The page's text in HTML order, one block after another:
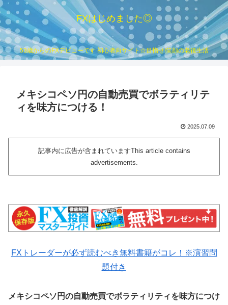
FXはじめました◎
53歳からのFXデビューです 初心者向サイト☆目指せ!笑顔の老後生活
メキシコペソ円の自動売買でボラティリテ
ィを味方につける！
2025.07.09
記事内に広告が含まれていますThis article contains
advertisements.
FXトレーダーが必ず読むべき無料書籍がコレ！※演習問
題付き
メキシコペソ円の自動売買でボラティリティを味方につけ